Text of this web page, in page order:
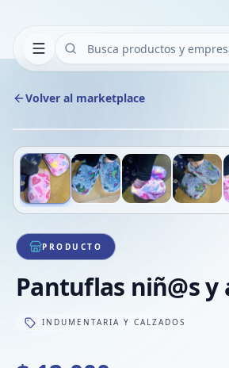
Volver al marketplace
1/5
PRODUCTO
Pantuflas niñ@s y
INDUMENTARIA Y CALZADOS